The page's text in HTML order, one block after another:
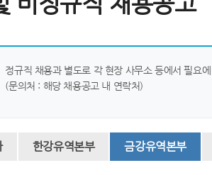
정규직 채용과 별도로 각 현장 사무소 등에서 필요
(문의처 : 해당 채용공고 내 연락처)
한강유역본부 금강유역본부